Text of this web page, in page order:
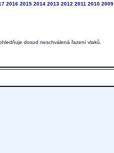
2016 2015 2014 2013 2012 2011 2010 2009
dosud neschválená řazení vlaků.